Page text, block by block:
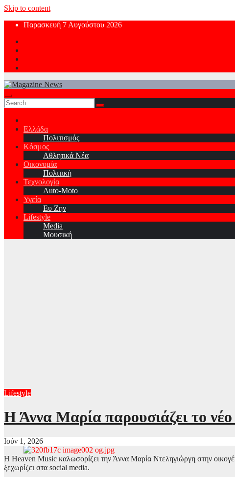
Skip to content
Παρασκευή 7 Αυγούστου 2026
Ελλάδα
Πολιτισμός
Κόσμος
Αθλητικά Νέα
Οικονομία
Πολιτική
Τεχνολογία
Auto-Moto
Υγεία
Ευ Ζην
Lifestyle
Media
Μουσική
Lifestyle
Η Άννα Μαρία παρουσιάζει το
Ιούν 1, 2026
Η Heaven Music καλωσορίζει την Άννα Μαρία Ντεληγιώργη στην
ξεχωρίζει στα social media.